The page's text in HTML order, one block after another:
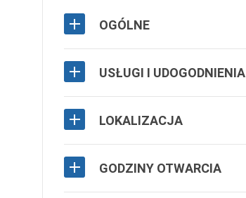
OGÓLNE
USŁUGI I UDOGODNIENIA
LOKALIZACJA
GODZINY OTWARCIA